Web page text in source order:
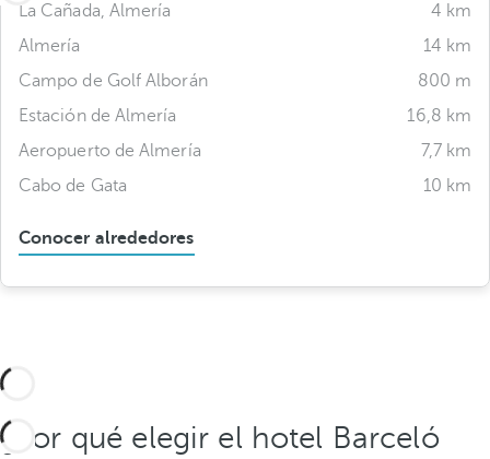
La Cañada, Almería
4 km
Almería
14 km
Campo de Golf Alborán
800 m
Estación de Almería
16,8 km
Aeropuerto de Almería
7,7 km
Cabo de Gata
10 km
Conocer alrededores
¿Por qué elegir el hotel Barceló